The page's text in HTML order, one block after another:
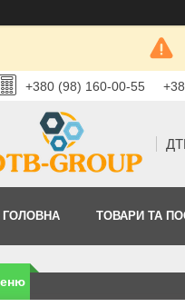
+380 (98) 160-00-55
ГОЛОВНА ТОВАРИ ТА